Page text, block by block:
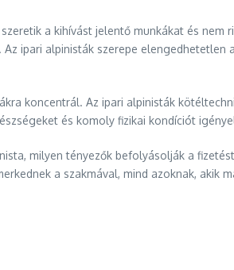
a kihívást jelentő munkákat és
ipari alpinisták szerepe
koncentrál. Az ipari alpinisták
és komoly fizikai kondíciót
milyen tényezők befolyásolják a
a szakmával, mind azoknak, akik